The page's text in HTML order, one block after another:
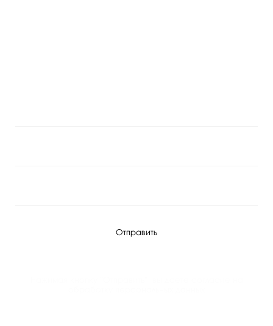
Отправить